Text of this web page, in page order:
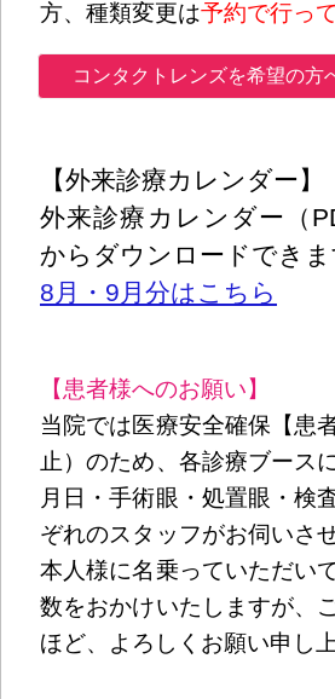
方、種類変更は予約で行っ
コンタクトレンズを希望の方
【外来診療カレンダー】
外来診療カレンダー（
からダウンロードできま
8月・9月分はこちら
【患者様へのお願い】
当院では医療安全確保【患
止）のため、各診療ブース
月日・手術眼・処置眼・検
ぞれのスタッフがお伺いさ
本人様に名乗っていただい
数をおかけいたしますが、
ほど、よろしくお願い申し